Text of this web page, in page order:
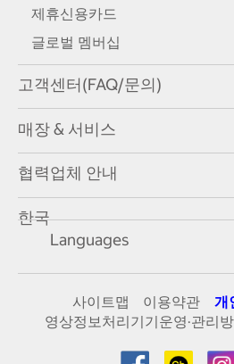
제휴신용카드
글로벌 멤버십
고객센터(FAQ/문의)
매장 & 서비스
협력업체 안내
한국
Languages
사이트맵 이용약관
개
영상정보처리기기운영·관리